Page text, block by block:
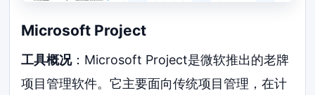
Microsoft Project
工具概况：Microsoft Project是微软推出的老牌
项目管理软件。它主要面向传统项目管理，在计